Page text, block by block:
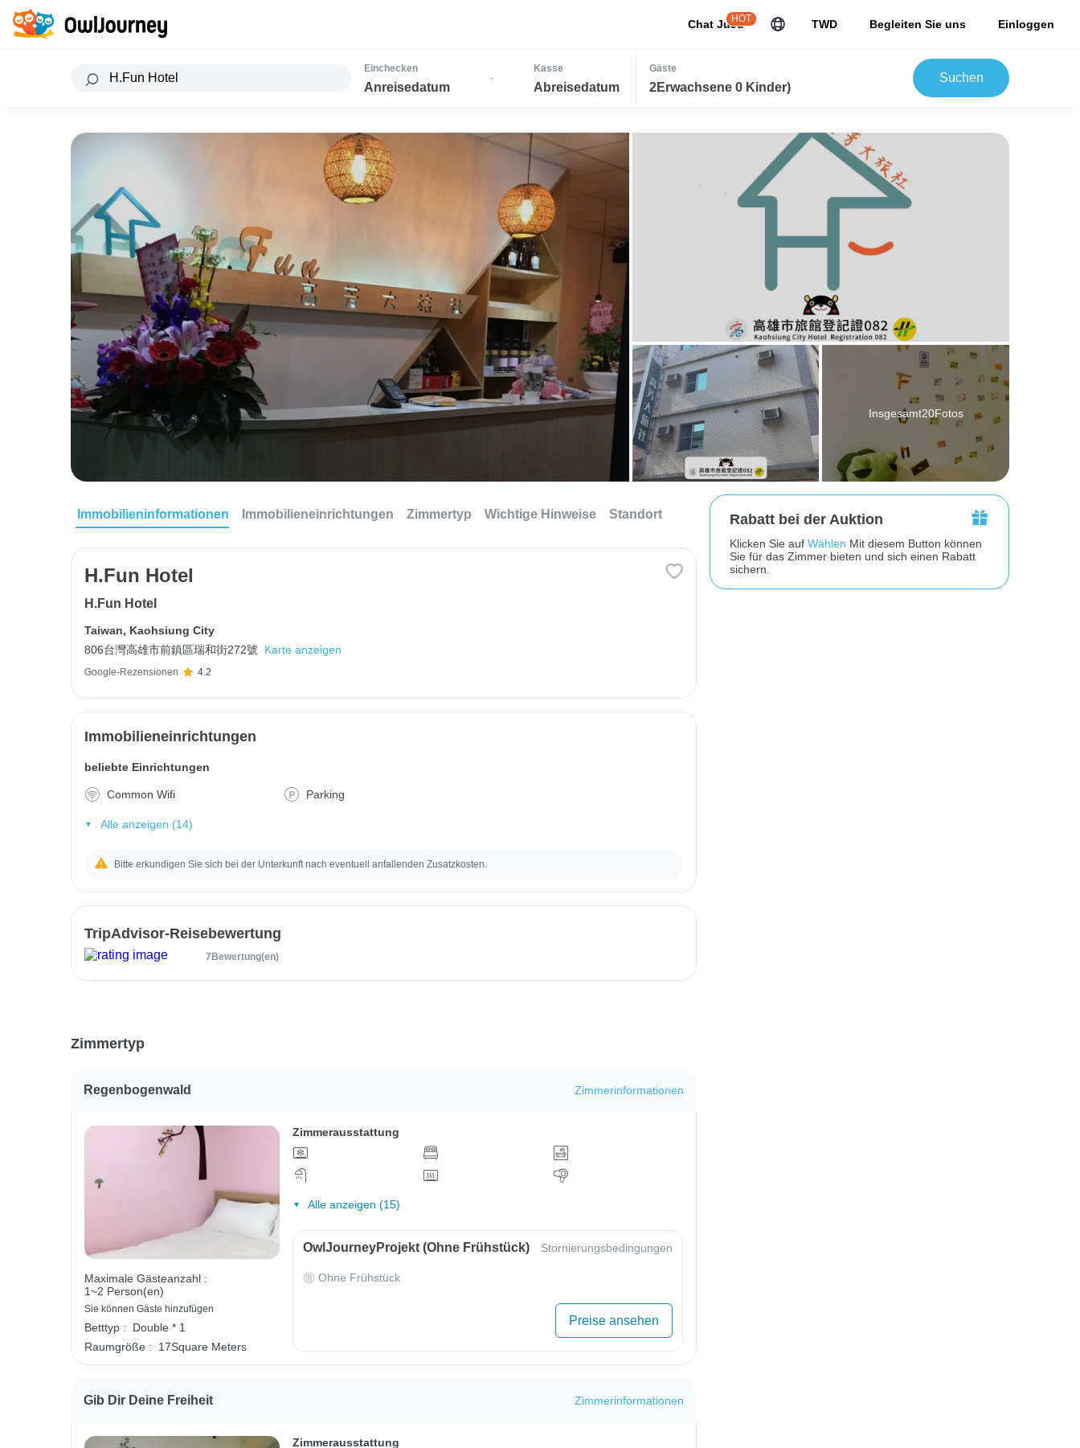
Chat JuJu
HOT TWD Begleiten Sie uns Einloggen
Einchecken
Anreisedatum
-
Kasse
Abreisedatum
Gäste
2Erwachsene 0 Kinder)
Suchen
Insgesamt20Fotos
Immobilieninformationen Immobilieneinrichtungen Zimmertyp Wichtige Hinweise Standort
H.Fun Hotel
H.Fun Hotel
Taiwan, Kaohsiung City
806台灣高雄市前鎮區瑞和街272號
Karte anzeigen
Google-Rezensionen 4.2
Immobilieneinrichtungen
beliebte Einrichtungen
Common Wifi Parking
Alle anzeigen (14)
Bitte erkundigen Sie sich bei der Unterkunft nach eventuell anfallenden Zusatzkosten.
TripAdvisor-Reisebewertung
7Bewertung(en)
Zimmertyp
Regenbogenwald Zimmerinformationen
Maximale Gästeanzahl :
1~2 Person(en)
Sie können Gäste hinzufügen
Betttyp :
Double * 1
Raumgröße :
17Square Meters
Zimmerausstattung
Alle anzeigen (15)
OwlJourneyProjekt (ohne Frühstück) Stornierungsbedingungen
Ohne Frühstück
Preise ansehen
Gib Dir Deine Freiheit Zimmerinformationen
Zimmerausstattung
Rabatt bei der Auktion
Klicken Sie aufWählen Mit diesem Button können
Sie für das Zimmer bieten und sich einen Rabatt
sichern.